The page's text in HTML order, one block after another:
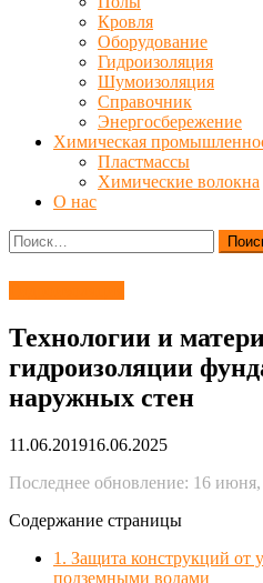
Кровля
Оборудование
Гидроизоляция
Шумоизоляция
Справочник
Энергосбережение
Химическая
Пластмассы
Химические волокна
О нас
Найти:
Технологии и
гидроизоляции
наружных стен
11.06.201916.06.2025
Последнее обновление: 16
Содержание страницы
1. Защита конструкций от
подземными водами